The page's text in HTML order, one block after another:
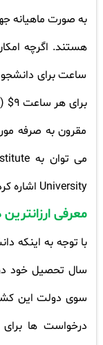
به صورت ماهیانه
ساعت برای
مقرون به صرفه
می توان به Kiev Polytechnical Institute
University اشاره
معرفی
سال تحصیل خود
سوی دولت این
درخواست ها